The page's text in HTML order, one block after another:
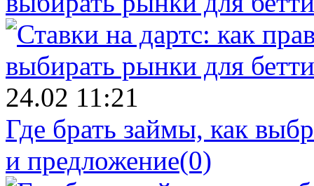
24.02 11:21
Где брать займы, как
и предложение(0)